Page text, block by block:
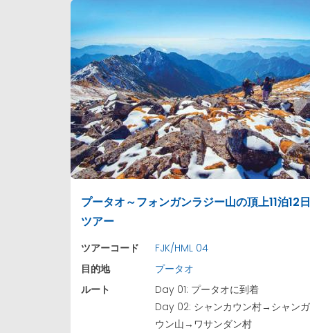
プータオ～フォンガンラジー山の頂上11泊12日
ツアー
ツアーコード
FJK/HML 04
目的地
プータオ
ルート
Day 01: プータオに到着
Day 02: シャンカウン村→シャンガ
ウン山→ワサンダン村